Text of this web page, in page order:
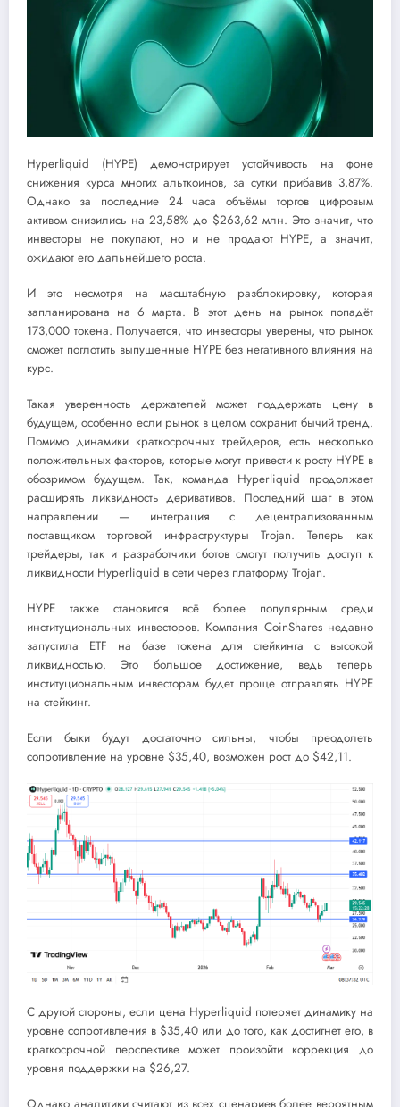
Hyperliquid (HYPE) демонстрирует устойчивость на фоне
снижения курса многих альткоинов, за сутки прибавив 3,87%.
Однако за последние 24 часа объёмы торгов цифровым
активом снизились на 23,58% до $263,62 млн. Это значит, что
инвесторы не покупают, но и не продают HYPE, а значит,
ожидают его дальнейшего роста.
И это несмотря на масштабную разблокировку, которая
запланирована на 6 марта. В этот день на рынок попадёт
173,000 токена. Получается, что инвесторы уверены, что рынок
сможет поглотить выпущенные HYPE без негативного влияния на
курс.
Такая уверенность держателей может поддержать цену в
будущем, особенно если рынок в целом сохранит бычий тренд.
Помимо динамики краткосрочных трейдеров, есть несколько
положительных факторов, которые могут привести к росту HYPE в
обозримом будущем. Так, команда Hyperliquid продолжает
расширять ликвидность деривативов. Последний шаг в этом
направлении — интеграция с децентрализованным
поставщиком торговой инфраструктуры Trojan. Теперь как
трейдеры, так и разработчики ботов смогут получить доступ к
ликвидности Hyperliquid в сети через платформу Trojan.
HYPE также становится всё более популярным среди
институциональных инвесторов. Компания CoinShares недавно
запустила ETF на базе токена для стейкинга с высокой
ликвидностью. Это большое достижение, ведь теперь
институциональным инвесторам будет проще отправлять HYPE
на стейкинг.
Если быки будут достаточно сильны, чтобы преодолеть
сопротивление на уровне $35,40, возможен рост до $42,11.
С другой стороны, если цена Hyperliquid потеряет динамику на
уровне сопротивления в $35,40 или до того, как достигнет его, в
краткосрочной перспективе может произойти коррекция до
уровня поддержки на $26,27.